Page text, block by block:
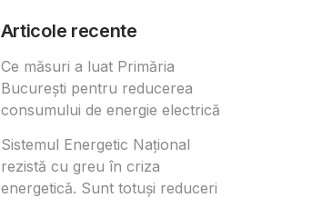
Articole recente
Ce măsuri a luat Primăria
București pentru reducerea
consumului de energie electrică
Sistemul Energetic Național
rezistă cu greu în criza
energetică. Sunt totuși reduceri